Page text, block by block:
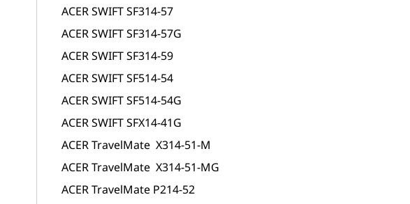
ACER SWIFT SF314-57
ACER SWIFT SF314-57G
ACER SWIFT SF314-59
ACER SWIFT SF514-54
ACER SWIFT SF514-54G
ACER SWIFT SFX14-41G
ACER TravelMate X314-51-M
ACER TravelMate X314-51-MG
ACER TravelMate P214-52